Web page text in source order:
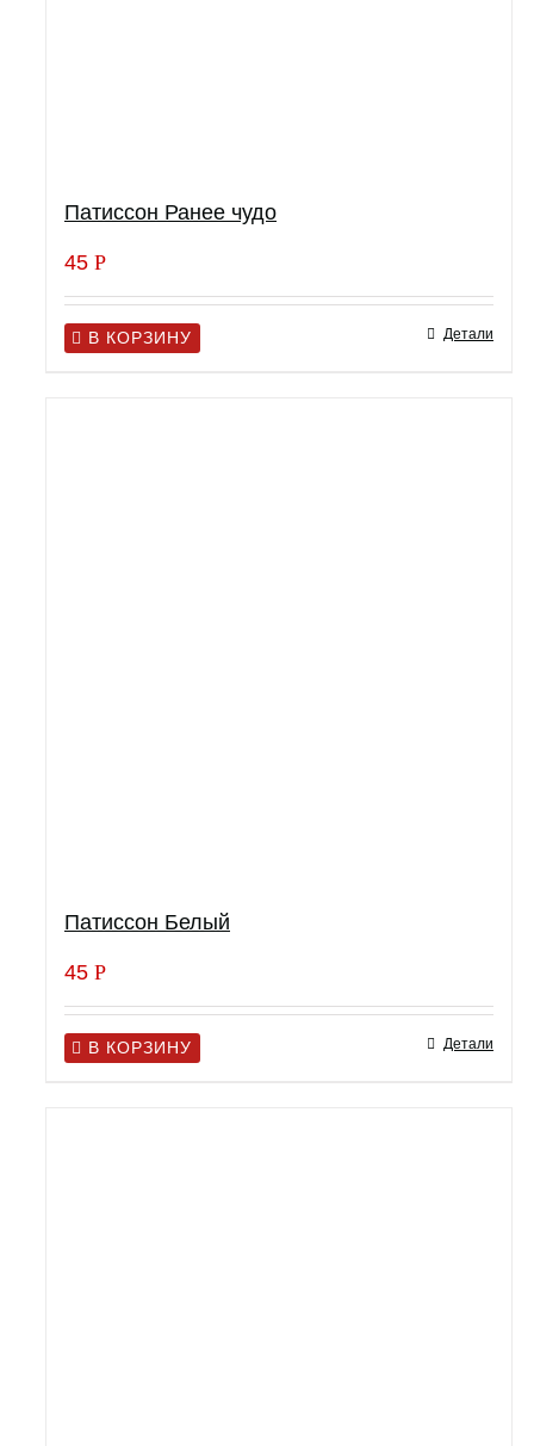
Патиссон Ранее чудо
45 Р
В КОРЗИНУ Детали
Патиссон Белый
45 Р
В КОРЗИНУ Детали